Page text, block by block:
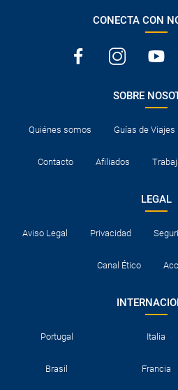
CONECTA CON
SOBRE
Quiénes somos Guías de Viajes
Contacto Afiliados
LEGAL
Aviso Legal Privacidad
Canal Ético
Portugal Italia
Brasil Francia